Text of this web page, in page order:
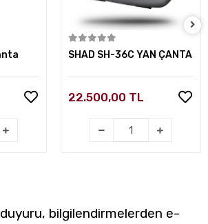
Sepete Ekle
SHAD SH-36C YAN ÇANTA
22.500,00 TL
bilgilendirmelerden e-